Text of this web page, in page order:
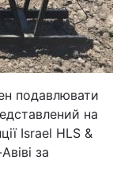
подавлювати
на
Israel HLS &
за